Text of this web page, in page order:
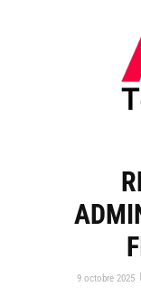
9 octobre 2025 |